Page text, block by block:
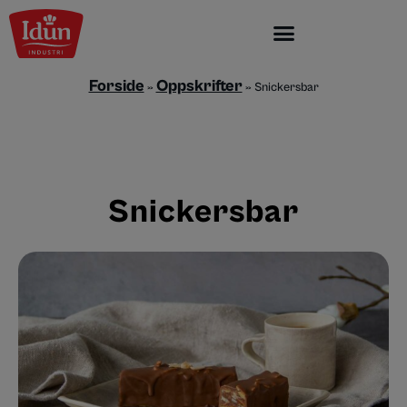
Skip
to
content
Forside » Oppskrifter» Snickersbar
Snickersbar